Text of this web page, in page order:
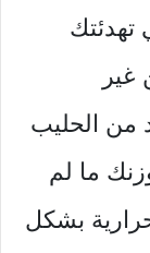
تهدئتك
غير
من الحليب
ما لم
بشكل